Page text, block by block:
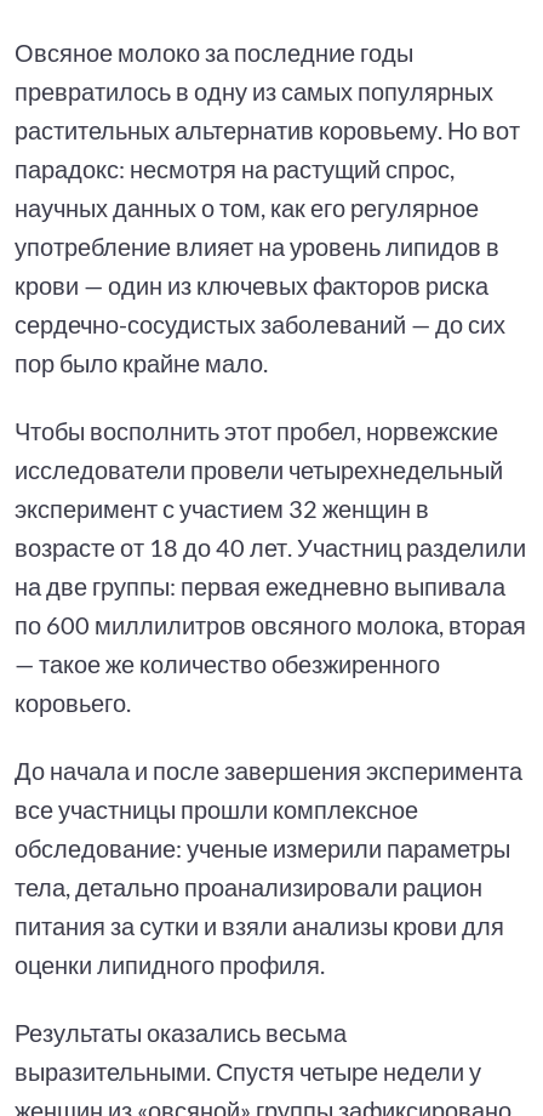
Овсяное молоко за последние годы
превратилось в одну из самых популярных
растительных альтернатив коровьему. Но вот
парадокс: несмотря на растущий спрос,
научных данных о том, как его регулярное
употребление влияет на уровень липидов в
крови — один из ключевых факторов риска
сердечно-сосудистых заболеваний — до сих
пор было крайне мало.
Чтобы восполнить этот пробел, норвежские
исследователи провели четырехнедельный
эксперимент с участием 32 женщин в
возрасте от 18 до 40 лет. Участниц разделили
на две группы: первая ежедневно выпивала
по 600 миллилитров овсяного молока, вторая
— такое же количество обезжиренного
коровьего.
До начала и после завершения эксперимента
все участницы прошли комплексное
обследование: ученые измерили параметры
тела, детально проанализировали рацион
питания за сутки и взяли анализы крови для
оценки липидного профиля.
Результаты оказались весьма
выразительными. Спустя четыре недели у
женщин из «овсяной» группы зафиксировано